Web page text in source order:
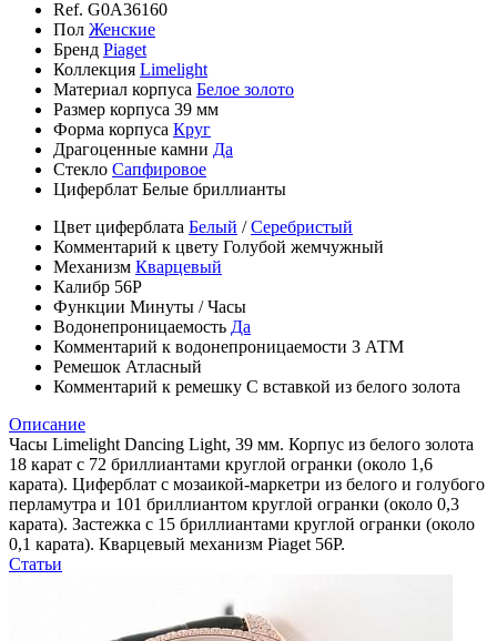
Ref. G0A36160
Пол Женские
Бренд Piaget
Коллекция Limelight
Материал корпуса Белое золото
Размер корпуса 39 мм
Форма корпуса Круг
Драгоценные камни Да
Стекло Сапфировое
Циферблат Белые бриллианты
Цвет циферблата Белый /Серебристый
Комментарий к цвету Голубой жемчужный
Механизм Кварцевый
Калибр 56P
Функции Минуты /Часы
Водонепроницаемость Да
Комментарий к водонепроницаемости 3 АТМ
Ремешок Атласный
Комментарий к ремешку С вставкой из белого золота
Описание
Часы Limelight Dancing Light, 39 мм. Корпус из белого золота
18 карат с 72 бриллиантами круглой огранки (около 1,6
карата). Циферблат с мозаикой-маркетри из белого и голубого
перламутра и 101 бриллиантом круглой огранки (около 0,3
карата). Застежка с 15 бриллиантами круглой огранки (около
0,1 карата). Кварцевый механизм Piaget 56P.
Статьи